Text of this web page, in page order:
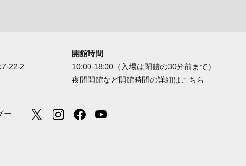
22-2
開館時間
10:00-18:00（入場は閉館の30分前まで）
夜間開館など開館時間の詳細はこちら
ー